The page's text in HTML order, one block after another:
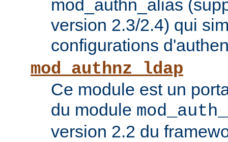
mod_authn_alias
version 2.3/2.4) qui
configurations
mod_authnz_ldap
Ce module est un
du module
version 2.2 du